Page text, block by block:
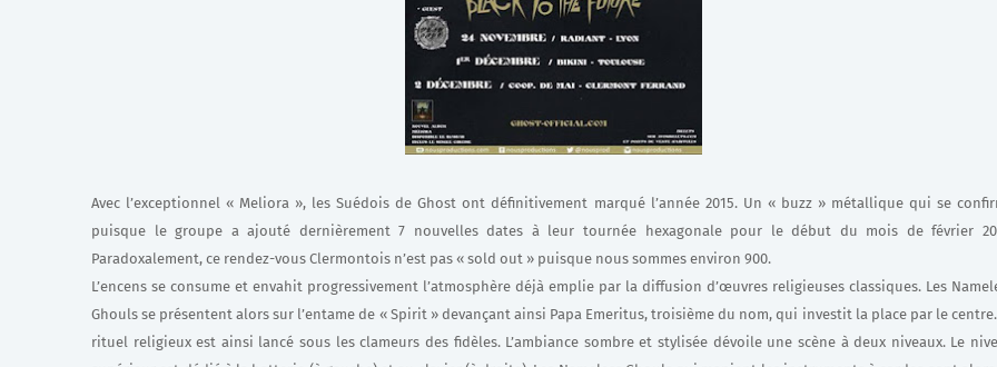
Avec l’exceptionnel « Meliora », les Suédois de Ghost ont définitivement marqué l’année 2015. Un « buzz » métallique qui se
puisque le groupe a ajouté dernièrement 7 nouvelles dates à leur tournée hexagonale pour le début du mois de février
Paradoxalement, ce rendez-vous Clermontois n’est pas « sold out » puisque nous sommes environ 900.
L’encens se consume et envahit progressivement l’atmosphère déjà emplie par la diffusion d’œuvres religieuses classiques. Les
Ghouls se présentent alors sur l’entame de « Spirit » devançant ainsi Papa Emeritus, troisième du nom, qui investit la place par le centre.
rituel religieux est ainsi lancé sous les clameurs des fidèles. L’ambiance sombre et stylisée dévoile une scène à deux niveaux. Le